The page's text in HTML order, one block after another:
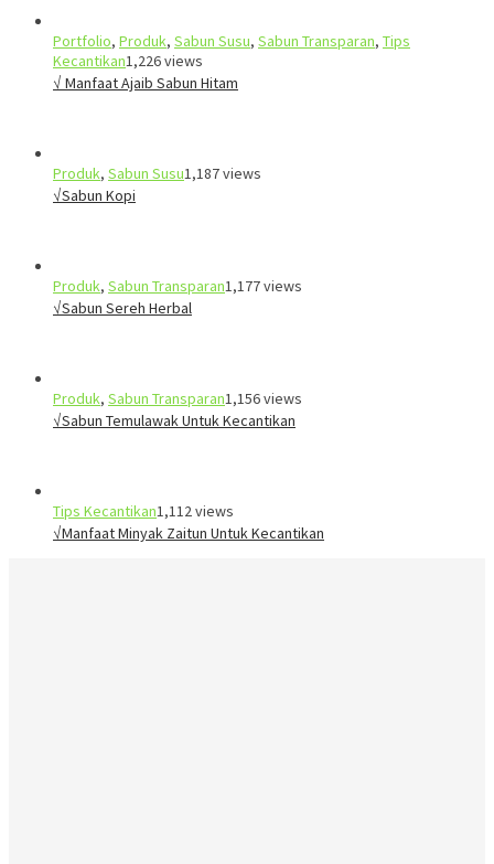
Portfolio, Produk, Sabun Susu, Sabun Transparan, Tips
Kecantikan1,226 views
√ Manfaat Ajaib Sabun Hitam
Produk, Sabun Susu1,187 views
√Sabun Kopi
Produk, Sabun Transparan1,177 views
√Sabun Sereh Herbal
Produk, Sabun Transparan1,156 views
√Sabun Temulawak Untuk Kecantikan
Tips Kecantikan1,112 views
√Manfaat Minyak Zaitun Untuk Kecantikan